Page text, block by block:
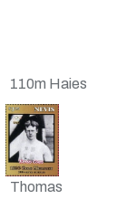
110m Haies
Thomas